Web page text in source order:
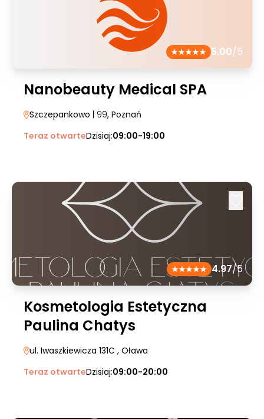
5.00/5
Nanobeauty Medical SPA
Szczepankowo | 99, Poznań
Teraz otwarteDzisiaj:09:00-19:00
4.97/5
Kosmetologia Estetyczna
Paulina Chatys
ul. Iwaszkiewicza 131C , Oława
Teraz otwarteDzisiaj:09:00-20:00